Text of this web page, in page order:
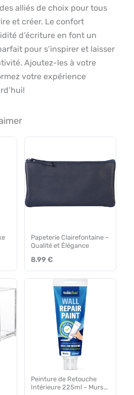
alliés de choix pour tous
et créer. Le confort
d’écriture en font un
pour s’inspirer et laisser
Ajoutez-les à votre
votre expérience
Papeterie Clairefontaine –
Qualité et Élégance
8.99 €
Peinture de Retouche
Intérieure 225ml – Murs